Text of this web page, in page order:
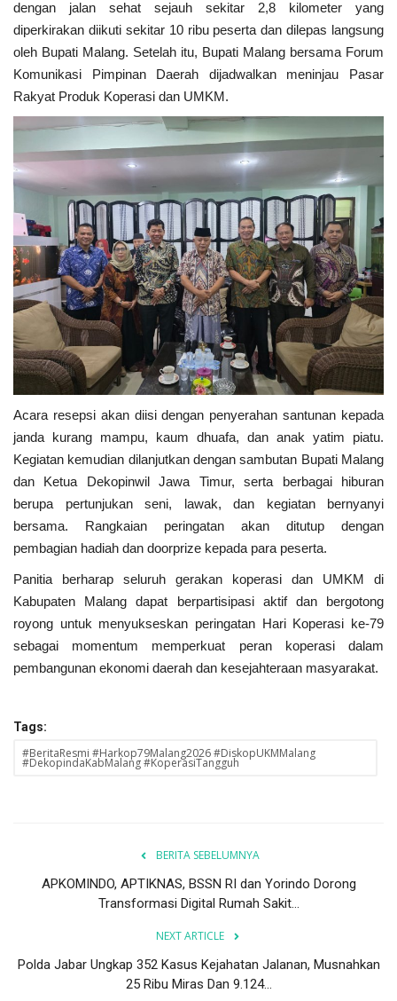
dengan jalan sehat sejauh sekitar 2,8 kilometer yang
diperkirakan diikuti sekitar 10 ribu peserta dan dilepas langsung
oleh Bupati Malang. Setelah itu, Bupati Malang bersama Forum
Komunikasi Pimpinan Daerah dijadwalkan meninjau Pasar
Rakyat Produk Koperasi dan UMKM.
Acara resepsi akan diisi dengan penyerahan santunan kepada
janda kurang mampu, kaum dhuafa, dan anak yatim piatu.
Kegiatan kemudian dilanjutkan dengan sambutan Bupati Malang
dan Ketua Dekopinwil Jawa Timur, serta berbagai hiburan
berupa pertunjukan seni, lawak, dan kegiatan bernyanyi
bersama. Rangkaian peringatan akan ditutup dengan
pembagian hadiah dan doorprize kepada para peserta.
Panitia berharap seluruh gerakan koperasi dan UMKM di
Kabupaten Malang dapat berpartisipasi aktif dan bergotong
royong untuk menyukseskan peringatan Hari Koperasi ke-79
sebagai momentum memperkuat peran koperasi dalam
pembangunan ekonomi daerah dan kesejahteraan masyarakat.
Tags:
#BeritaResmi #Harkop79Malang2026 #DiskopUKMMalang
#DekopindaKabMalang #KoperasiTangguh
BERITA SEBELUMNYA
APKOMINDO, APTIKNAS, BSSN RI dan Yorindo Dorong
Transformasi Digital Rumah Sakit...
NEXT ARTICLE
Polda Jabar Ungkap 352 Kasus Kejahatan Jalanan, Musnahkan
25 Ribu Miras Dan 9.124...